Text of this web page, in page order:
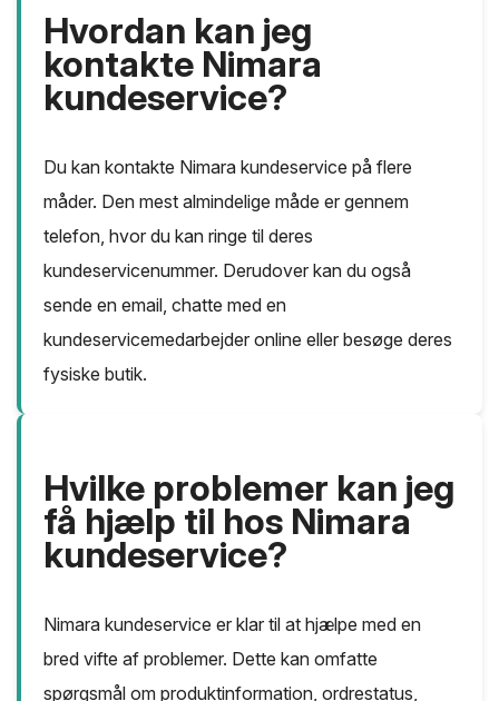
Hvordan kan jeg
kontakte Nimara
kundeservice?
Du kan kontakte Nimara kundeservice på flere
måder. Den mest almindelige måde er gennem
telefon, hvor du kan ringe til deres
kundeservicenummer. Derudover kan du også
sende en email, chatte med en
kundeservicemedarbejder online eller besøge deres
fysiske butik.
Hvilke problemer kan jeg
få hjælp til hos Nimara
kundeservice?
Nimara kundeservice er klar til at hjælpe med en
bred vifte af problemer. Dette kan omfatte
spørgsmål om produktinformation, ordrestatus,